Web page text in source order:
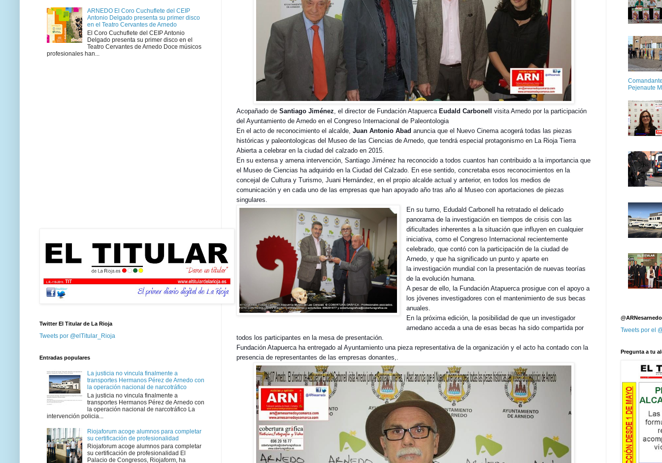
Acopañado de Santiago Jiménez, el director de Fundación Atapuerca Eudald Carbonell
visita Arnedo por la participación
del Ayuntamiento de Arnedo en el Congreso Internacional de Paleontologia
En el acto de reconocimiento el alcalde, Juan Antonio Abad anuncia que el Nuevo Cinema acogerá todas las piezas
históricas y paleontologicas del Museo de las Ciencias de Arnedo, que tendrá especial protagonismo en La Rioja Tierra
Abierta a celebrar en la ciudad del calzado en 2015.
En su extensa y amena intervención, Santiago Jiménez ha reconocido a todos cuantos han contribuido a la importancia que
el Museo de Ciencias ha adquirido en la Ciudad del Calzado. En ese sentido, concretaba esos reconocimientos en la
concejal de Cultura y Turismo, Juani Hernández, en el propio alcalde actual y anterior, en todos los medios de
comunicación y en cada uno de las empresas que han apoyado año tras año al Museo con aportaciones de piezas
singulares.
En su turno, Edudald Carbonell ha retratado el delicado
panorama de la investigación en tiempos de crisis con las
dificultades inherentes a la situación que influyen en cualquier
iniciativa, como el Congreso Internacional recientemente
celebrado, que contó con la participación de la ciudad de
Arnedo, y que ha significado un punto y aparte en
la investigación mundial con la presentación de nuevas teorías
de la evolución humana.
A pesar de ello, la Fundación Atapuerca prosigue con el apoyo a
los jóvenes investigadores con el mantenimiento de sus becas
anuales.
En la próxima edición, la posibilidad de que un investigador
arnedano acceda a una de esas becas ha sido compartida por
todos los participantes en la mesa de presentación.
Fundación Atapuerca ha entregado al Ayuntamiento una pieza representativa de la organización y el acto ha contado con la
presencia de representantes de las empresas donantes,.
ARNEDO El Coro Cuchuflete del CEIP
Antonio Delgado presenta su primer disco
en el Teatro Cervantes de Arnedo
El Coro Cuchuflete del CEIP Antonio
Delgado presenta su primer disco en el
Teatro Cervantes de Arnedo Doce músicos
profesionales han...
Twitter El Titular de La Rioja
Tweets por @elTitular_Rioja
Entradas populares
La justicia no vincula finalmente a
transportes Hermanos Pérez de Arnedo con
la operación nacional de narcotráfico
La justicia no vincula finalmente a
transportes Hermanos Pérez de Arnedo con
la operación nacional de narcotráfico La
intervención policia...
Riojaforum acoge alumnos para completar
su certificación de profesionalidad
Riojaforum acoge alumnos para completar
su certificación de profesionalidad El
Palacio de Congresos, Riojaform, ha
Pejenaute
@ARNesarnedo
Tweets por el
Pregunta a tu